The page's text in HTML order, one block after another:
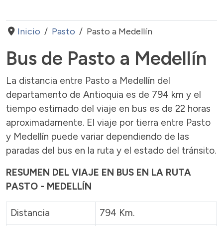
Inicio Pasto Pasto a Medellín
Bus de Pasto a Medellín
La distancia entre Pasto a Medellín del
departamento de Antioquia es de 794 km y el
tiempo estimado del viaje en bus es de 22 horas
aproximadamente. El viaje por tierra entre Pasto
y Medellín puede variar dependiendo de las
paradas del bus en la ruta y el estado del tránsito.
RESUMEN DEL VIAJE EN BUS EN LA RUTA
PASTO - MEDELLÍN
Distancia
794 Km.